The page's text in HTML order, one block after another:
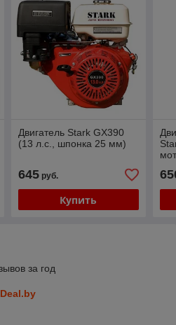
Двигатель Stark GX390
(13 л.с., шпонка 25 мм)
645руб.
Купить
за год
Deal.by